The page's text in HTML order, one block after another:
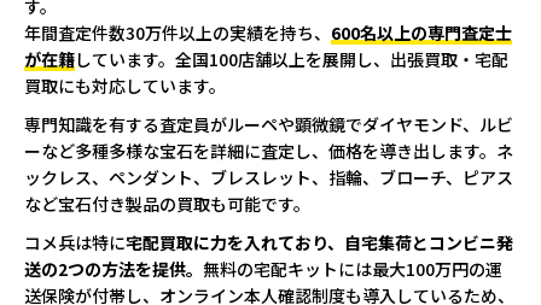
す。
年間査定件数30万件以上の実績を持ち、 600名以上の専門査定士
が在籍しています。全国100店舗以上を展開し、出張買取・宅配
買取にも対応しています。
専門知識を有する査定員がルーペや顕微鏡でダイヤモンド、ルビ
ーなど多種多様な宝石を詳細に査定し、価格を導き出します。ネ
ックレス、ペンダント、ブレスレット、指輪、ブローチ、ピアス
など宝石付き製品の買取も可能です。
コメ兵は特に宅配買取に力を入れており、自宅集荷とコンビニ発
送の2つの方法を提供。 無料の宅配キットには最大100万円の運
送保険が付帯し、オンライン本人確認制度も導入しているため、